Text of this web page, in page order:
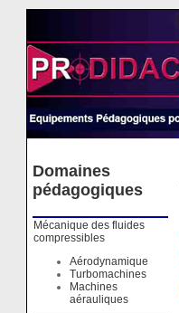
Domaines
pédagogiques
Mécanique des fluides
compressibles
Aérodynamique
Turbomachines
Machines
aérauliques
Cookies management panel